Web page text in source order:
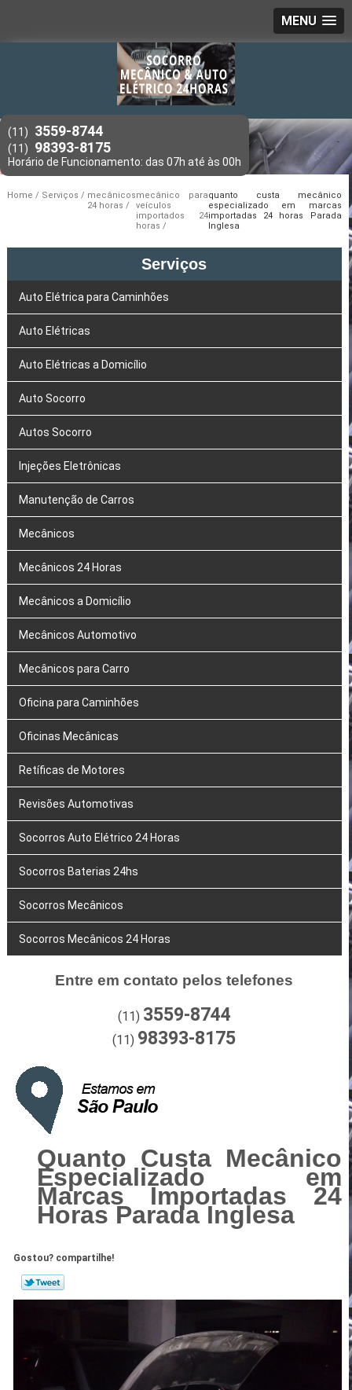
MENU
(11) 3559-8744
(11) 98393-8175
Home Serviços
mecânicos
24 horas
mecânico para
veículos
importados 24
horas
quanto custa mecânico
especializado em marcas
importadas 24 horas Parada
Inglesa
Serviços
Auto Elétrica para Caminhões
Auto Elétricas
Auto Elétricas a Domicílio
Auto Socorro
Autos Socorro
Injeções Eletrônicas
Manutenção de Carros
Mecânicos
Mecânicos 24 Horas
Mecânicos a Domicílio
Mecânicos Automotivo
Mecânicos para Carro
Oficina para Caminhões
Oficinas Mecânicas
Retíficas de Motores
Revisões Automotivas
Socorros Auto Elétrico 24 Horas
Socorros Baterias 24hs
Socorros Mecânicos
Socorros Mecânicos 24 Horas
Entre em contato pelos telefones
(11) 3559-8744
(11) 98393-8175
Quanto Custa Mecânico
Especializado em
Marcas Importadas 24
Horas Parada Inglesa
Gostou? compartilhe!